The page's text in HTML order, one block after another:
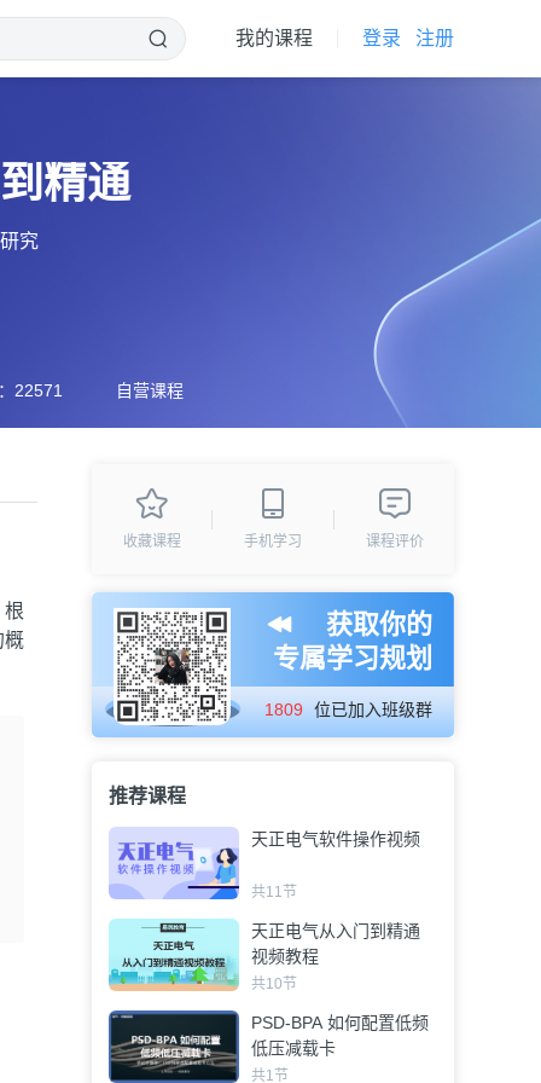
注册
登录
我的课程
精通
究
22571 自营课程
根
概
收藏课程 手机学习 课程评价
获取你的
专属学习规划
1809 位已加入班级群
推荐课程
天正电气软件操作视频
共11节
天正电气从入门到精通
视频教程
共10节
PSD-BPA 如何配置低频
低压减载卡
共1节